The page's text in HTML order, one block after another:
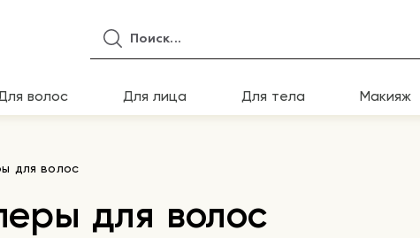
волос Для лица Для тела Макияж
для волос
для волос